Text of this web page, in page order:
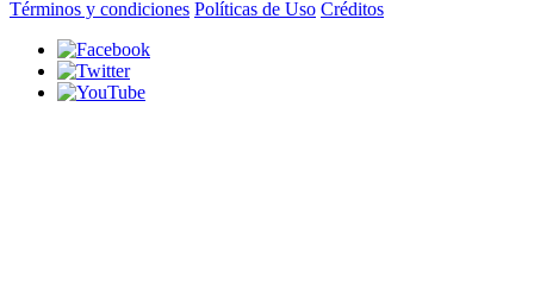
Términos y condiciones Políticas de Uso Créditos